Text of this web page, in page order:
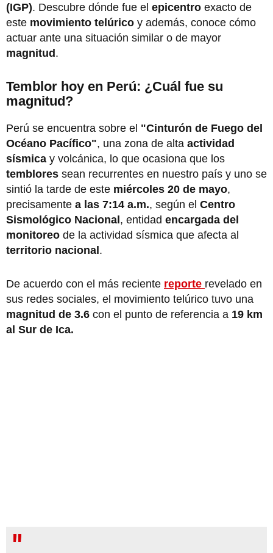
(IGP). Descubre dónde fue el epicentro exacto de
este movimiento telúrico y además, conoce cómo
actuar ante una situación similar o de mayor
magnitud.
Temblor hoy en Perú: ¿Cuál fue su
magnitud?
Perú se encuentra sobre el "Cinturón de Fuego del
Océano Pacífico", una zona de alta actividad
sísmica y volcánica, lo que ocasiona que los
temblores sean recurrentes en nuestro país y uno se
sintió la tarde de este miércoles 20 de mayo,
precisamente a las 7:14 a.m., según el Centro
Sismológico Nacional, entidad encargada del
monitoreo de la actividad sísmica que afecta al
territorio nacional.
De acuerdo con el más reciente reporte revelado en
sus redes sociales, el movimiento telúrico tuvo una
magnitud de 3.6 con el punto de referencia a 19 km
al Sur de Ica.